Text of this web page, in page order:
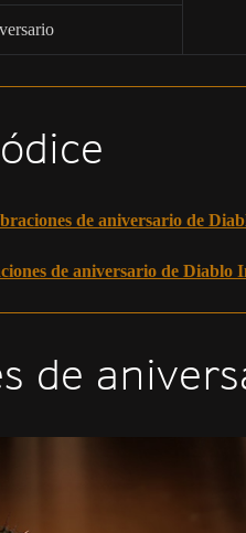
de aniversario de
de aniversario de Diablo
de